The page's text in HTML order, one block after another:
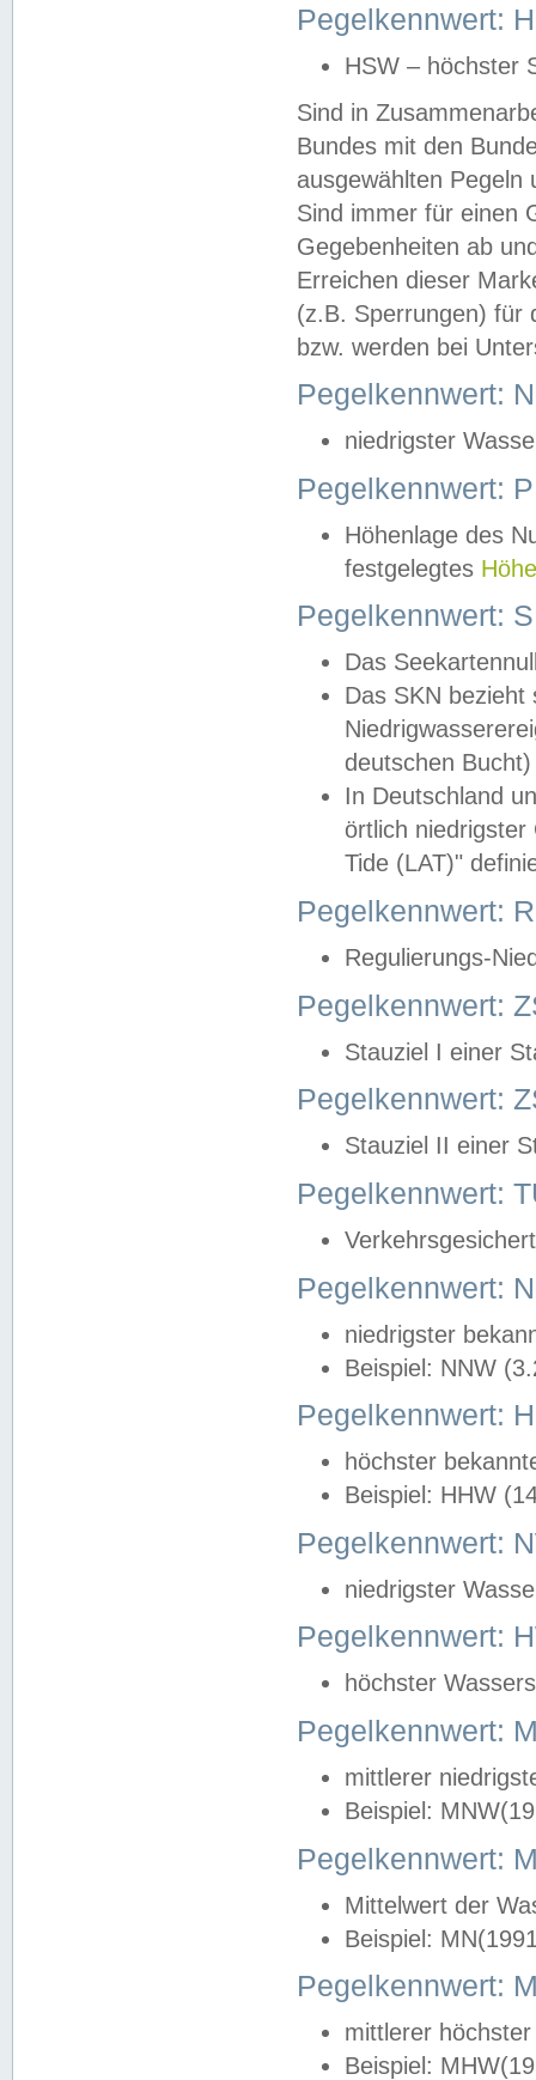
Pegelkennwert:
HSW – höchster
Sind in
Bundes mit den
ausgewählten
Sind immer für einen
Gegebenheiten ab
Erreichen dieser
(z.B. Sperrungen) für
bzw. werden bei
Pegelkennwert:
niedrigster
Pegelkennwert:
Höhenlage des
festgelegtes
Pegelkennwert:
Das
Das SKN
deutschen
In Deutschland
örtlich
Tide (LAT)"
Pegelkennwert:
Regulierungs-
Pegelkennwert:
Stauziel I einer
Pegelkennwert:
Stauziel II einer
Pegelkennwert:
Pegelkennwert:
niedrigster
Beispiel: NNW
Pegelkennwert:
höchster
Beispiel: HHW
Pegelkennwert:
niedrigster
Pegelkennwert:
höchster
Pegelkennwert:
mittlerer
Beispiel:
Pegelkennwert:
Mittelwert der
Beispiel:
Pegelkennwert:
mittlerer
Beispiel: